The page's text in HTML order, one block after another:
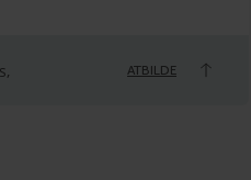
ATBILDE